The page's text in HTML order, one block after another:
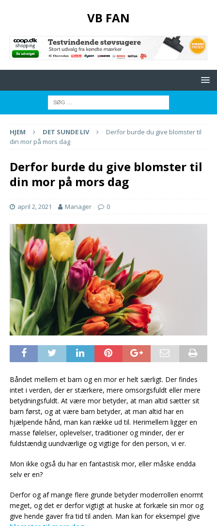
VB FAN
HJEM DET SUNDE LIV
Derfor burde du give blomster til
din mor på mors dag
Derfor burde du give blomster til
din mor på mors dag
april 2, 2021 Manager 0
Båndet mellem et barn og en mor er helt særligt. Der findes
intet i verden, der er stærkere, mere omsorgsfuldt eller mere
betydningsfuldt. At være mor betyder, at man altid sætter sit
barn først, og at være barn betyder, at man altid har en
hjælpende hånd, man kan række ud til. Herimellem ligger en
masse følelser, oplevelser, traditioner og minder, der er
fuldstændig uundværlige og vigtige for den person, vi er.
Mon ikke også du har en fantastisk mor, eller måske endda
selv er en?
Derfor og af mange flere grunde betyder moderrollen enormt
meget, og det er derfor vigtigt at huske at forkæle sin mor og
give hende gaver fra tid til anden. Man kan for eksempel give